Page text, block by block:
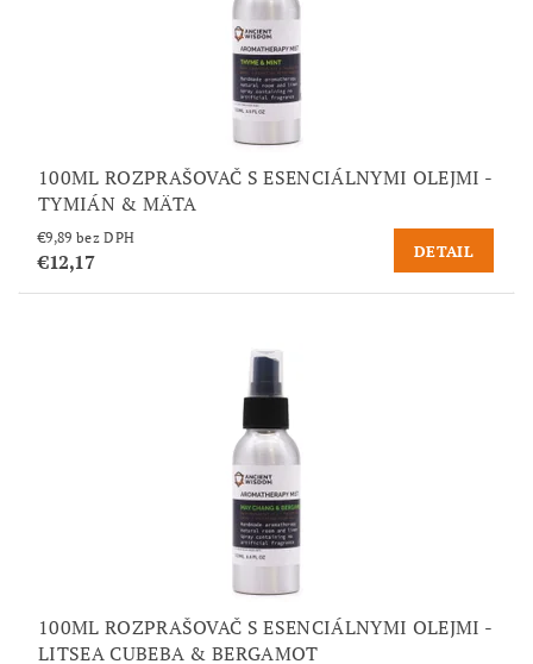
100ML ROZPRAŠOVAČ S ESENCIÁLNYMI OLEJMI -
TYMIÁN & MÄTA
€9,89 bez DPH
€12,17 DETAIL
100ML ROZPRAŠOVAČ S ESENCIÁLNYMI OLEJMI -
LITSEA CUBEBA & BERGAMOT